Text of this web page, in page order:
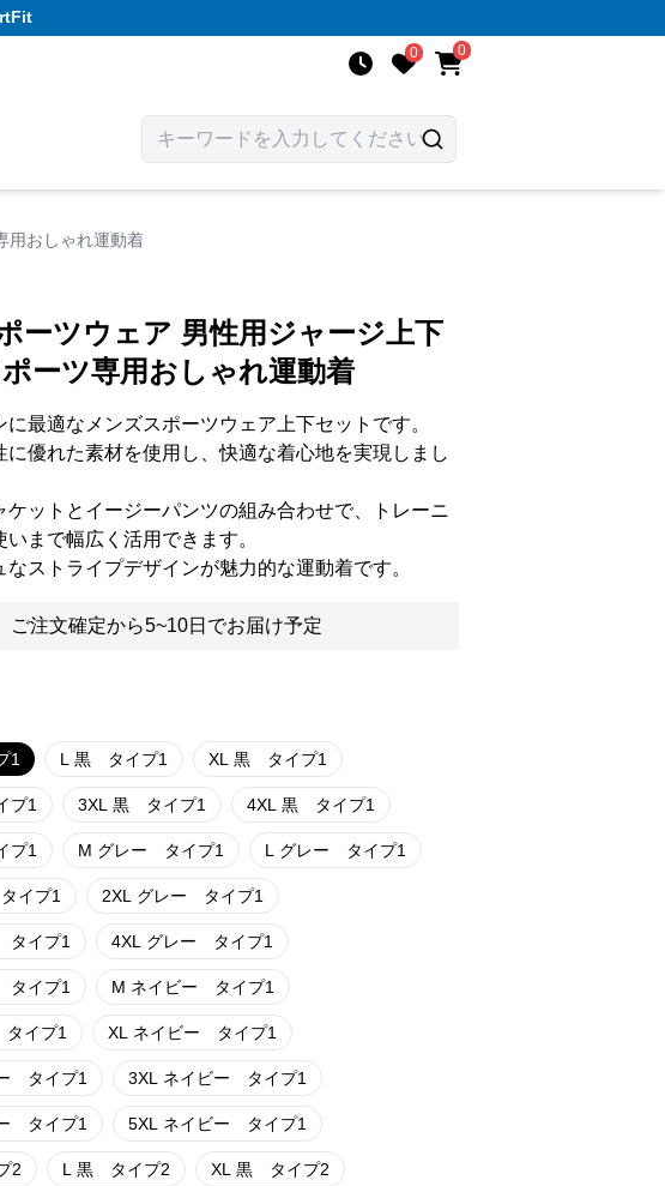
0 0
用おしゃれ運動着
ーツウェア 男性用ジャージ上下
ーツ専用おしゃれ運動着
に最適なメンズスポーツウェア上下セットです。
に優れた素材を使用し、快適な着心地を実現しまし
ケットとイージーパンツの組み合わせで、トレーニ
いまで幅広く活用できます。
なストライプデザインが魅力的な運動着です。
ご注文確定から5~10日でお届け予定
1 L 黒 タイプ1 XL 黒 タイプ1
プ1 3XL 黒 タイプ1 4XL 黒 タイプ1
プ1 M グレー タイプ1 L グレー タイプ1
タイプ1 2XL グレー タイプ1
タイプ1 4XL グレー タイプ1
タイプ1 M ネイビー タイプ1
タイプ1 XL ネイビー タイプ1
ー タイプ1 3XL ネイビー タイプ1
ー タイプ1 5XL ネイビー タイプ1
2 L 黒 タイプ2 XL 黒 タイプ2